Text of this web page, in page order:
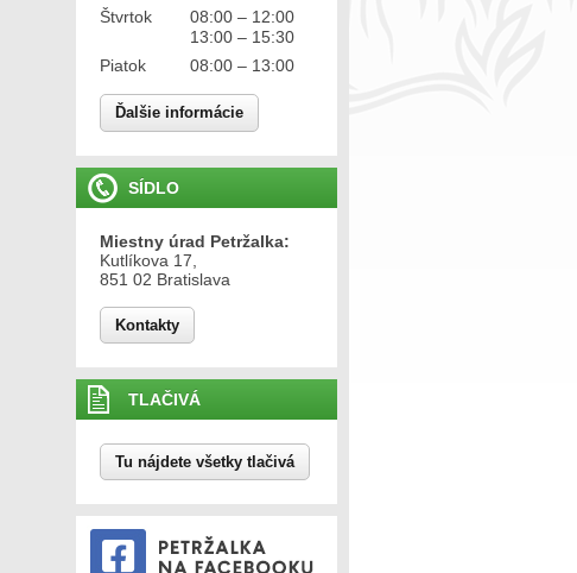
Štvrtok
08:00 – 12:00
13:00 – 15:30
Piatok
08:00 – 13:00
Ďalšie informácie
SÍDLO
Miestny úrad Petržalka:
Kutlíkova 17,
851 02 Bratislava
Kontakty
TLAČIVÁ
Tu nájdete všetky tlačivá